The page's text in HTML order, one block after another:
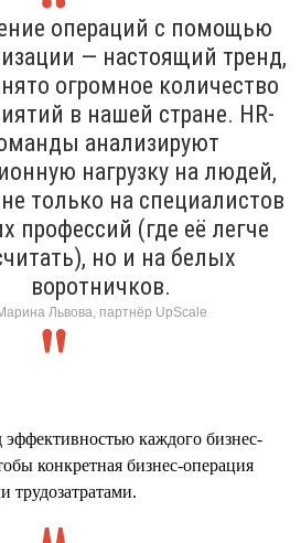
операций с помощью
— настоящий тренд,
огромное количество
в нашей стране. HR-
анализируют
нагрузку на людей,
только на специалистов
профессий (где её легче
но и на белых
воротничков.
Львова, партнёр UpScale
эффективностью каждого бизнес-
конкретная бизнес-операция
трудозатратами.